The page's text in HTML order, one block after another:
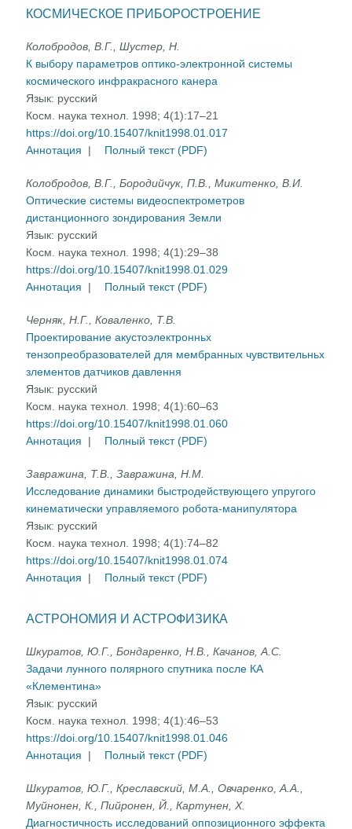
КОСМИЧЕСКОЕ ПРИБОРОСТРОЕНИЕ
Колобродов, В.Г., Шустер, Н.
К выбору параметров оптико-электронной системы
космического инфракрасного канера
Язык: русский
Косм. наука технол. 1998; 4(1):17–21
https://doi.org/10.15407/knit1998.01.017
Аннотация
| Полный текст (PDF)
Колобродов, В.Г., Бородийчук, П.В., Микитенко, В.И.
Оптические системы видеоспектрометров
дистанционного зондирования Земли
Язык: русский
Косм. наука технол. 1998; 4(1):29–38
https://doi.org/10.15407/knit1998.01.029
Аннотация
| Полный текст (PDF)
Черняк, Н.Г., Коваленко, Т.В.
Проектирование акустоэлектронньх
тензопреобразователей для мембранных чувствительньх
злементов датчиков давлення
Язык: русский
Косм. наука технол. 1998; 4(1):60–63
https://doi.org/10.15407/knit1998.01.060
Аннотация
| Полный текст (PDF)
Завражина, Т.В., Завражина, Н.М.
Исследование динамики быстродействующего упругого
кинематически управляемого робота-манипулятора
Язык: русский
Косм. наука технол. 1998; 4(1):74–82
https://doi.org/10.15407/knit1998.01.074
Аннотация
| Полный текст (PDF)
АСТРОНОМИЯ И АСТРОФИЗИКА
Шкуратов, Ю.Г., Бондаренко, Н.В., Качанов, А.С.
Задачи лунного полярного спутника после КА
«Клементина»
Язык: русский
Косм. наука технол. 1998; 4(1):46–53
https://doi.org/10.15407/knit1998.01.046
Аннотация
| Полный текст (PDF)
Шкуратов, Ю.Г., Креславский, М.А., Овчаренко, А.А.,
Муйнонен, К., Пийронен, Й., Картунен, X.
Диагностичность исследований оппозиционного эффекта